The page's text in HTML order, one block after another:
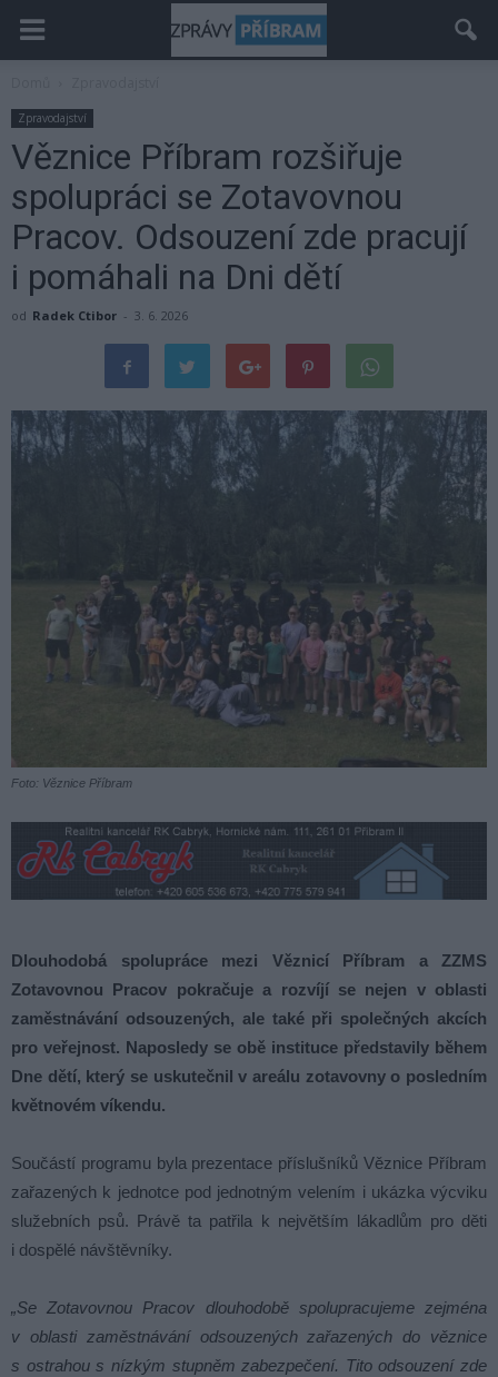
Zpravodajství
Věznice Příbram rozšiřuje
spolupráci se Zotavovnou
Pracov. Odsouzení zde pracují
i pomáhali na Dni dětí
od Radek Ctibor - 3. 6. 2026
Foto: Věznice Příbram
Dlouhodobá spolupráce mezi Věznicí Příbram a ZZMS
Zotavovnou Pracov pokračuje a rozvíjí se nejen v oblasti
zaměstnávání odsouzených, ale také při společných akcích
pro veřejnost. Naposledy se obě instituce představily během
Dne dětí, který se uskutečnil v areálu zotavovny o posledním
květnovém víkendu.
Součástí programu byla prezentace příslušníků Věznice Příbram
zařazených k jednotce pod jednotným velením i ukázka výcviku
služebních psů. Právě ta patřila k největším lákadlům pro děti
i dospělé návštěvníky.
„Se Zotavovnou Pracov dlouhodobě spolupracujeme zejména
v oblasti zaměstnávání odsouzených zařazených do věznice
s ostrahou s nízkým stupněm zabezpečení. Tito odsouzení zde